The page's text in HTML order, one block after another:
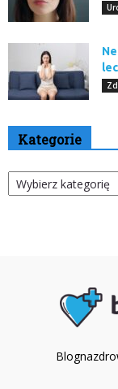
Kategorie
Kategorie